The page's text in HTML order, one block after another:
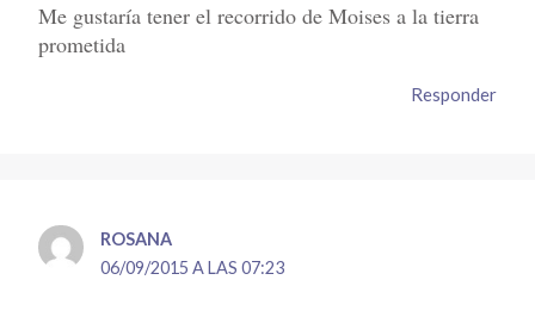
Me gustaría tener el recorrido de Moises a la tierra
prometida
Responder
ROSANA
06/09/2015 A LAS 07:23